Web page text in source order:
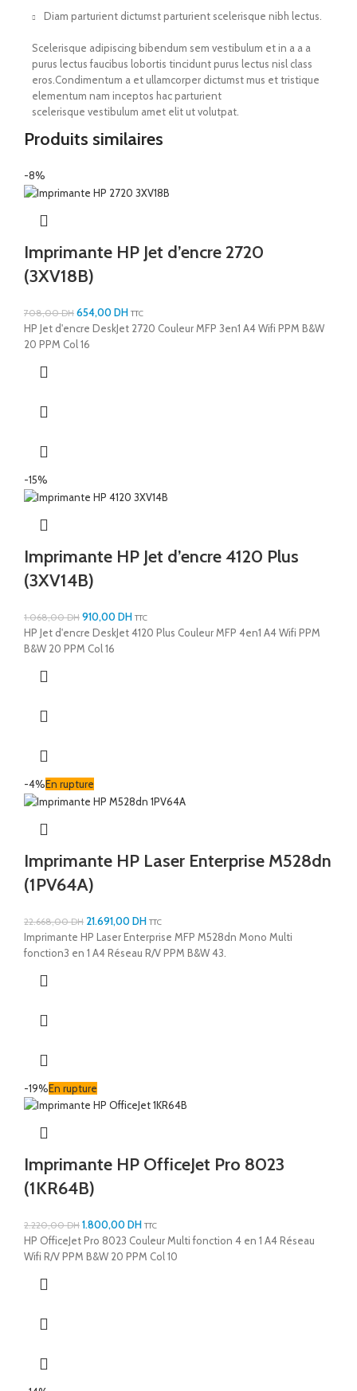
Diam parturient dictumst parturient scelerisque nibh lectus.
Scelerisque adipiscing bibendum sem vestibulum et in a a a
purus lectus faucibus lobortis tincidunt purus lectus nisl class
eros.Condimentum a et ullamcorper dictumst mus et tristique
elementum nam inceptos hac parturient
scelerisque vestibulum amet elit ut volutpat.
Produits similaires
-8%
Imprimante HP Jet d’encre 2720
(3XV18B)
708,00DH 654,00DH TTC
HP Jet d'encre DeskJet 2720 Couleur MFP 3en1 A4 Wifi PPM B&W
20 PPM Col 16
-15%
Imprimante HP Jet d’encre 4120 Plus
(3XV14B)
1.068,00DH 910,00DH TTC
HP Jet d'encre DeskJet 4120 Plus Couleur MFP 4en1 A4 Wifi PPM
B&W 20 PPM Col 16
-4%En rupture
Imprimante HP Laser Enterprise M528dn
(1PV64A)
22.668,00DH 21.691,00DH TTC
Imprimante HP Laser Enterprise MFP M528dn Mono Multi
fonction3 en 1 A4 Réseau R/V PPM B&W 43.
-19%En rupture
Imprimante HP OfficeJet Pro 8023
(1KR64B)
2.220,00DH 1.800,00DH TTC
HP OfficeJet Pro 8023 Couleur Multi fonction 4 en 1 A4 Réseau
Wifi R/V PPM B&W 20 PPM Col 10